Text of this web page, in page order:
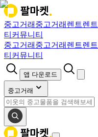
중고거래 중고거래 렌트렌트
티 커뮤니티
중고거래 중고거래 렌트렌트
티 커뮤니티
앱 다운로드
중고거래